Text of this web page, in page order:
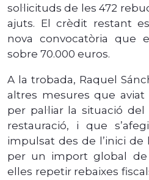
sol·licituds de les 472
ajuts. El crèdit restant
nova convocatòria que
sobre 70.000 euros.
A la trobada, Raquel
altres mesures que aviat
per pal·liar la situació
restauració, i que
impulsat des de l’inici de
per un import global de
elles repetir rebaixes